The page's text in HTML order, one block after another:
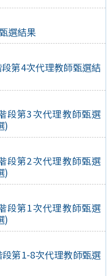
選結果
第4次代理教師甄選結
段第3次代理教師甄選
)
段第2次代理教師甄選
)
段第1次代理教師甄選
)
第1-8次代理教師甄選